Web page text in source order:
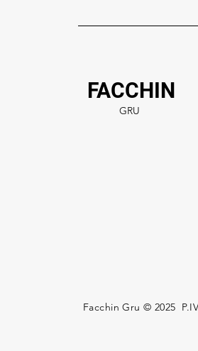
FACCHIN
GRU
Facchin Gru © 2025